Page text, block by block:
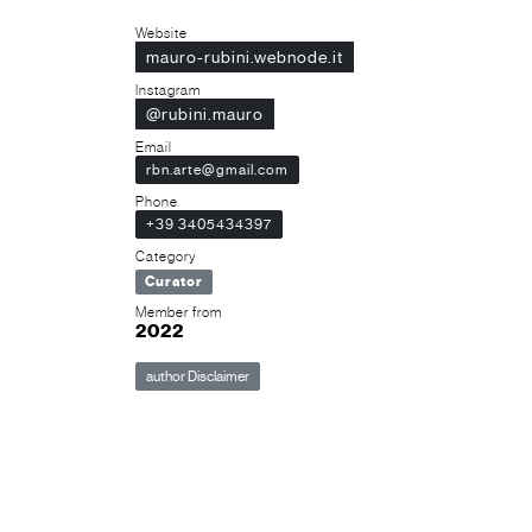
Website
mauro-rubini.webnode.it
Instagram
@rubini.mauro
Email
rbn.arte@gmail.com
Phone
+39 3405434397
Category
Curator
Member from
2022
author Disclaimer